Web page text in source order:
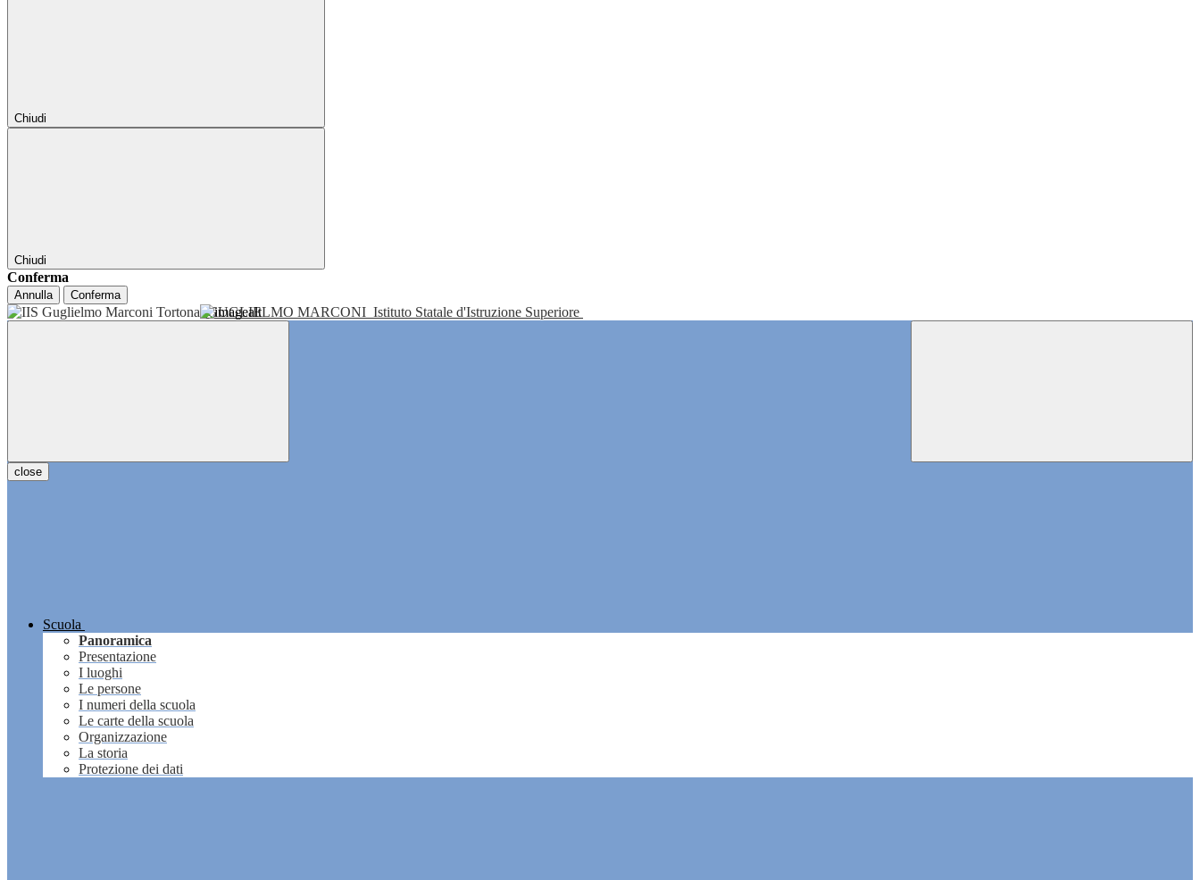
Chiudi
Chiudi
Conferma
Annulla Conferma
GUGLIELMO MARCONI Istituto Statale d'Istruzione Superiore
close
Scuola
Panoramica
Presentazione
I luoghi
Le persone
I numeri della scuola
Le carte della scuola
Organizzazione
La storia
Protezione dei dati